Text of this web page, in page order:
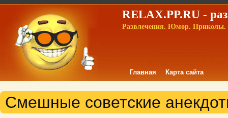
RELAX.PP.RU -
Развлечения. Юмор. Приколы.
Главная Карта сайта
Смешные советские